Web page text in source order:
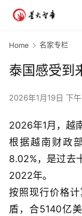
Home 名家专栏
泰国感受到
2026年1月19日 下
2026年1月，越
根据越南财政
8.02%，是过去
2022年。
按照现行价格
盾，合5140亿